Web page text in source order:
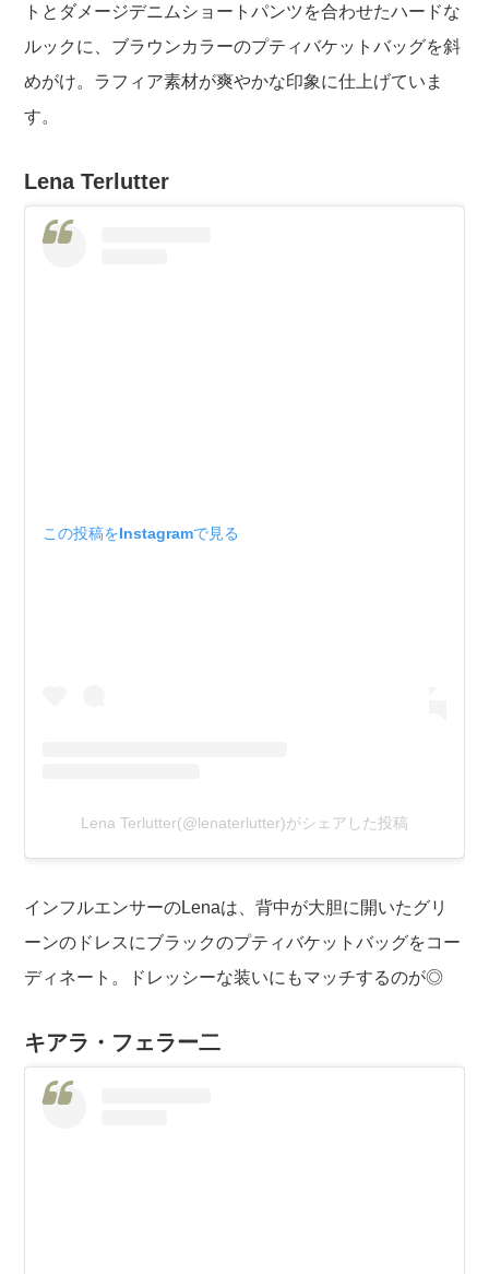
トとダメージデニムショートパンツを合わせたハードな
ルックに、ブラウンカラーのプティバケットバッグを斜
めがけ。ラフィア素材が爽やかな印象に仕上げていま
す。
Lena Terlutter
この投稿をInstagramで見る
Lena Terlutter(@lenaterlutter)がシェアした投稿
インフルエンサーのLenaは、背中が大胆に開いたグリ
ーンのドレスにブラックのプティバケットバッグをコー
ディネート。ドレッシーな装いにもマッチするのが◎
キアラ・フェラー二